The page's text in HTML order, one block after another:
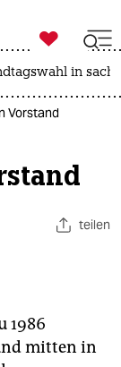

taz zahl ich
in
Vorstand
teilen
1986
mitten in